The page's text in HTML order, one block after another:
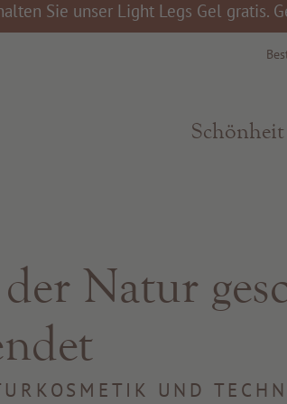
Sie unser Light Legs Gel gratis.
Schönheit
Natur
UND